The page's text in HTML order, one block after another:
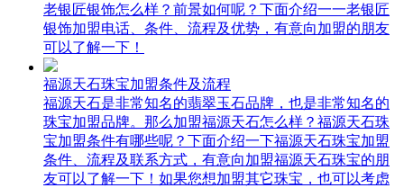
老银匠银饰怎么样？前景如何呢？下面介绍一一老银匠
银饰加盟电话、条件、流程及优势，有意向加盟的朋友
可以了解一下！
福源天石珠宝加盟条件及流程
福源天石是非常知名的翡翠玉石品牌，也是非常知名的
珠宝加盟品牌。那么加盟福源天石怎么样？福源天石珠
宝加盟条件有哪些呢？下面介绍一下福源天石珠宝加盟
条件、流程及联系方式，有意向加盟福源天石珠宝的朋
友可以了解一下！如果您想加盟其它珠宝，也可以考虑